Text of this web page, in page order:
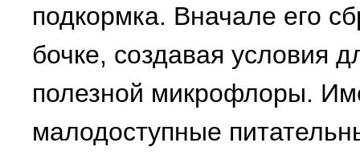
подкормка. Вначале его
бочке, создавая условия
полезной микрофлоры.
малодоступные